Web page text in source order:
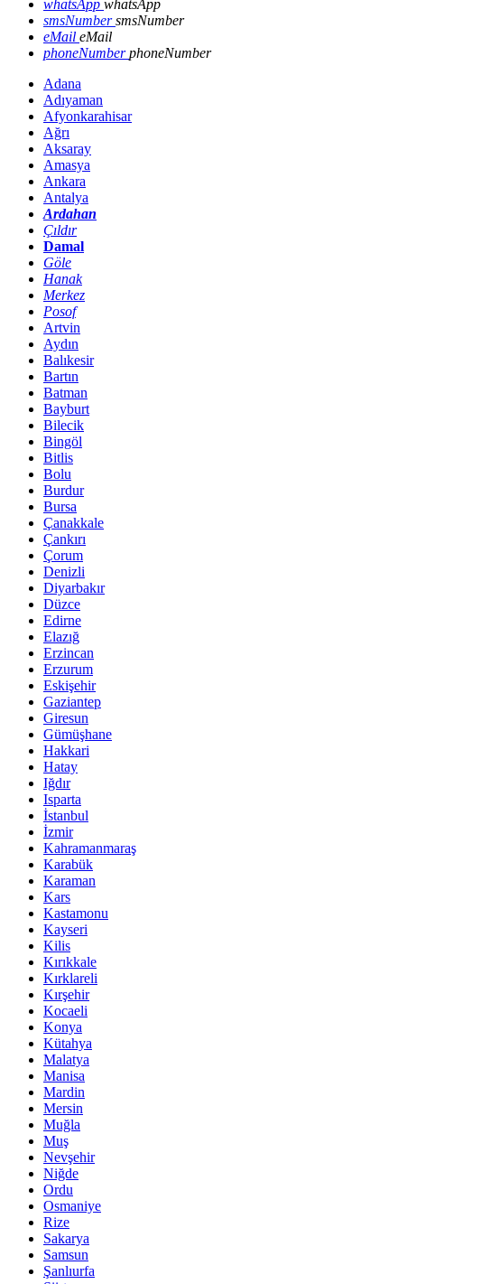
whatsApp whatsApp
smsNumbersmsNumber
eMail eMail
phoneNumberphoneNumber
Adana
Adıyaman
Afyonkarahisar
Ağrı
Aksaray
Amasya
Ankara
Antalya
Ardahan
Çıldır
Damal
Göle
Hanak
Merkez
Posof
Artvin
Aydın
Balıkesir
Bartın
Batman
Bayburt
Bilecik
Bingöl
Bitlis
Bolu
Burdur
Bursa
Çanakkale
Çankırı
Çorum
Denizli
Diyarbakır
Düzce
Edirne
Elazığ
Erzincan
Erzurum
Eskişehir
Gaziantep
Giresun
Gümüşhane
Hakkari
Hatay
Iğdır
Isparta
İstanbul
İzmir
Kahramanmaraş
Karabük
Karaman
Kars
Kastamonu
Kayseri
Kilis
Kırıkkale
Kırklareli
Kırşehir
Kocaeli
Konya
Kütahya
Malatya
Manisa
Mardin
Mersin
Muğla
Muş
Nevşehir
Niğde
Ordu
Osmaniye
Rize
Sakarya
Samsun
Şanlıurfa